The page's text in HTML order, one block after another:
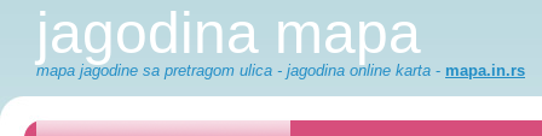
jagodina mapa
mapa jagodine sa pretragom ulica - jagodina online karta - mapa.in.rs